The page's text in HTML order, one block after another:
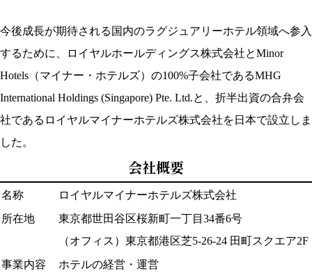
今後成長が期待される国内のラグジュアリーホテル領域へ参入
するために、ロイヤルホールディングス株式会社とMinor
Hotels（マイナー・ホテルズ）の100%子会社であるMHG
International Holdings (Singapore) Pte. Ltd.と、折半出資の合弁会
社であるロイヤルマイナーホテルズ株式会社を日本で設立しま
した。
会社概要
名称
ロイヤルマイナーホテルズ株式会社
所在地
東京都世田谷区桜新町一丁目34番6号
（オフィス）東京都港区芝5-26-24 田町スクエア2F
事業内容
ホテルの経営・運営